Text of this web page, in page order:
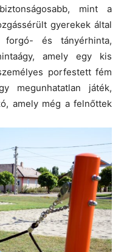
mint a
gyerekek által
forgó- és tányérhinta,
amely egy kis
porfestett fém
megunhatatlan játék,
amely még a felnőttek